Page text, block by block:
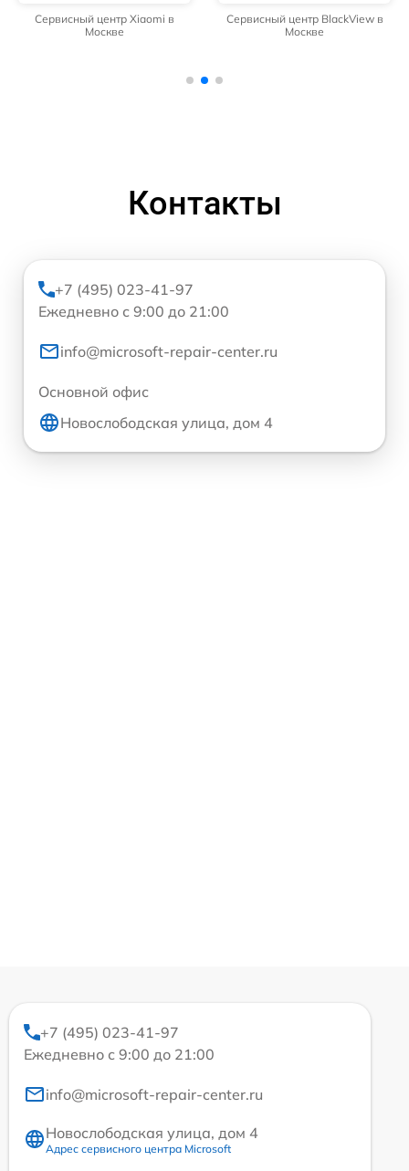
Сервисный центр Xiaomi в
Москве
Сервисный центр BlackView в
Москве
Контакты
+7 (495) 023-41-97
Ежедневно с 9:00 до 21:00
info@microsoft-repair-center.ru
Основной офис
Новослободская улица, дом 4
+7 (495) 023-41-97
Ежедневно с 9:00 до 21:00
info@microsoft-repair-center.ru
Новослободская улица, дом 4
Адрес сервисного центра Microsoft